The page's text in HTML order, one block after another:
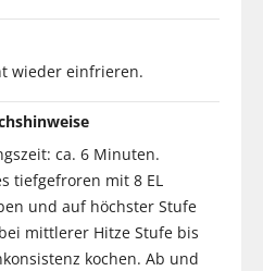
wieder einfrieren.
ca. 6 Minuten.
tiefgefroren mit 8 EL
und auf höchster Stufe
mittlerer Hitze Stufe bis
kochen. Ab und